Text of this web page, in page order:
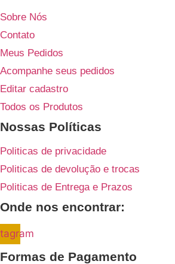
Sobre Nós
Contato
Meus Pedidos
Acompanhe seus pedidos
Editar cadastro
Todos os Produtos
Nossas Políticas
Politicas de privacidade
Politicas de devolução e trocas
Politicas de Entrega e Prazos
Onde nos encontrar:
Formas de Pagamento